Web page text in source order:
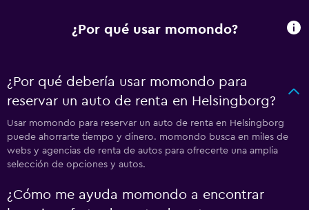
¿Por qué usar momondo?
¿Por qué debería usar momondo para
reservar un auto de renta en Helsingborg?
Usar momondo para reservar un auto de renta en Helsingborg
puede ahorrarte tiempo y dinero. momondo busca en miles de
webs y agencias de renta de autos para ofrecerte una amplia
selección de opciones y autos.
¿Cómo me ayuda momondo a encontrar